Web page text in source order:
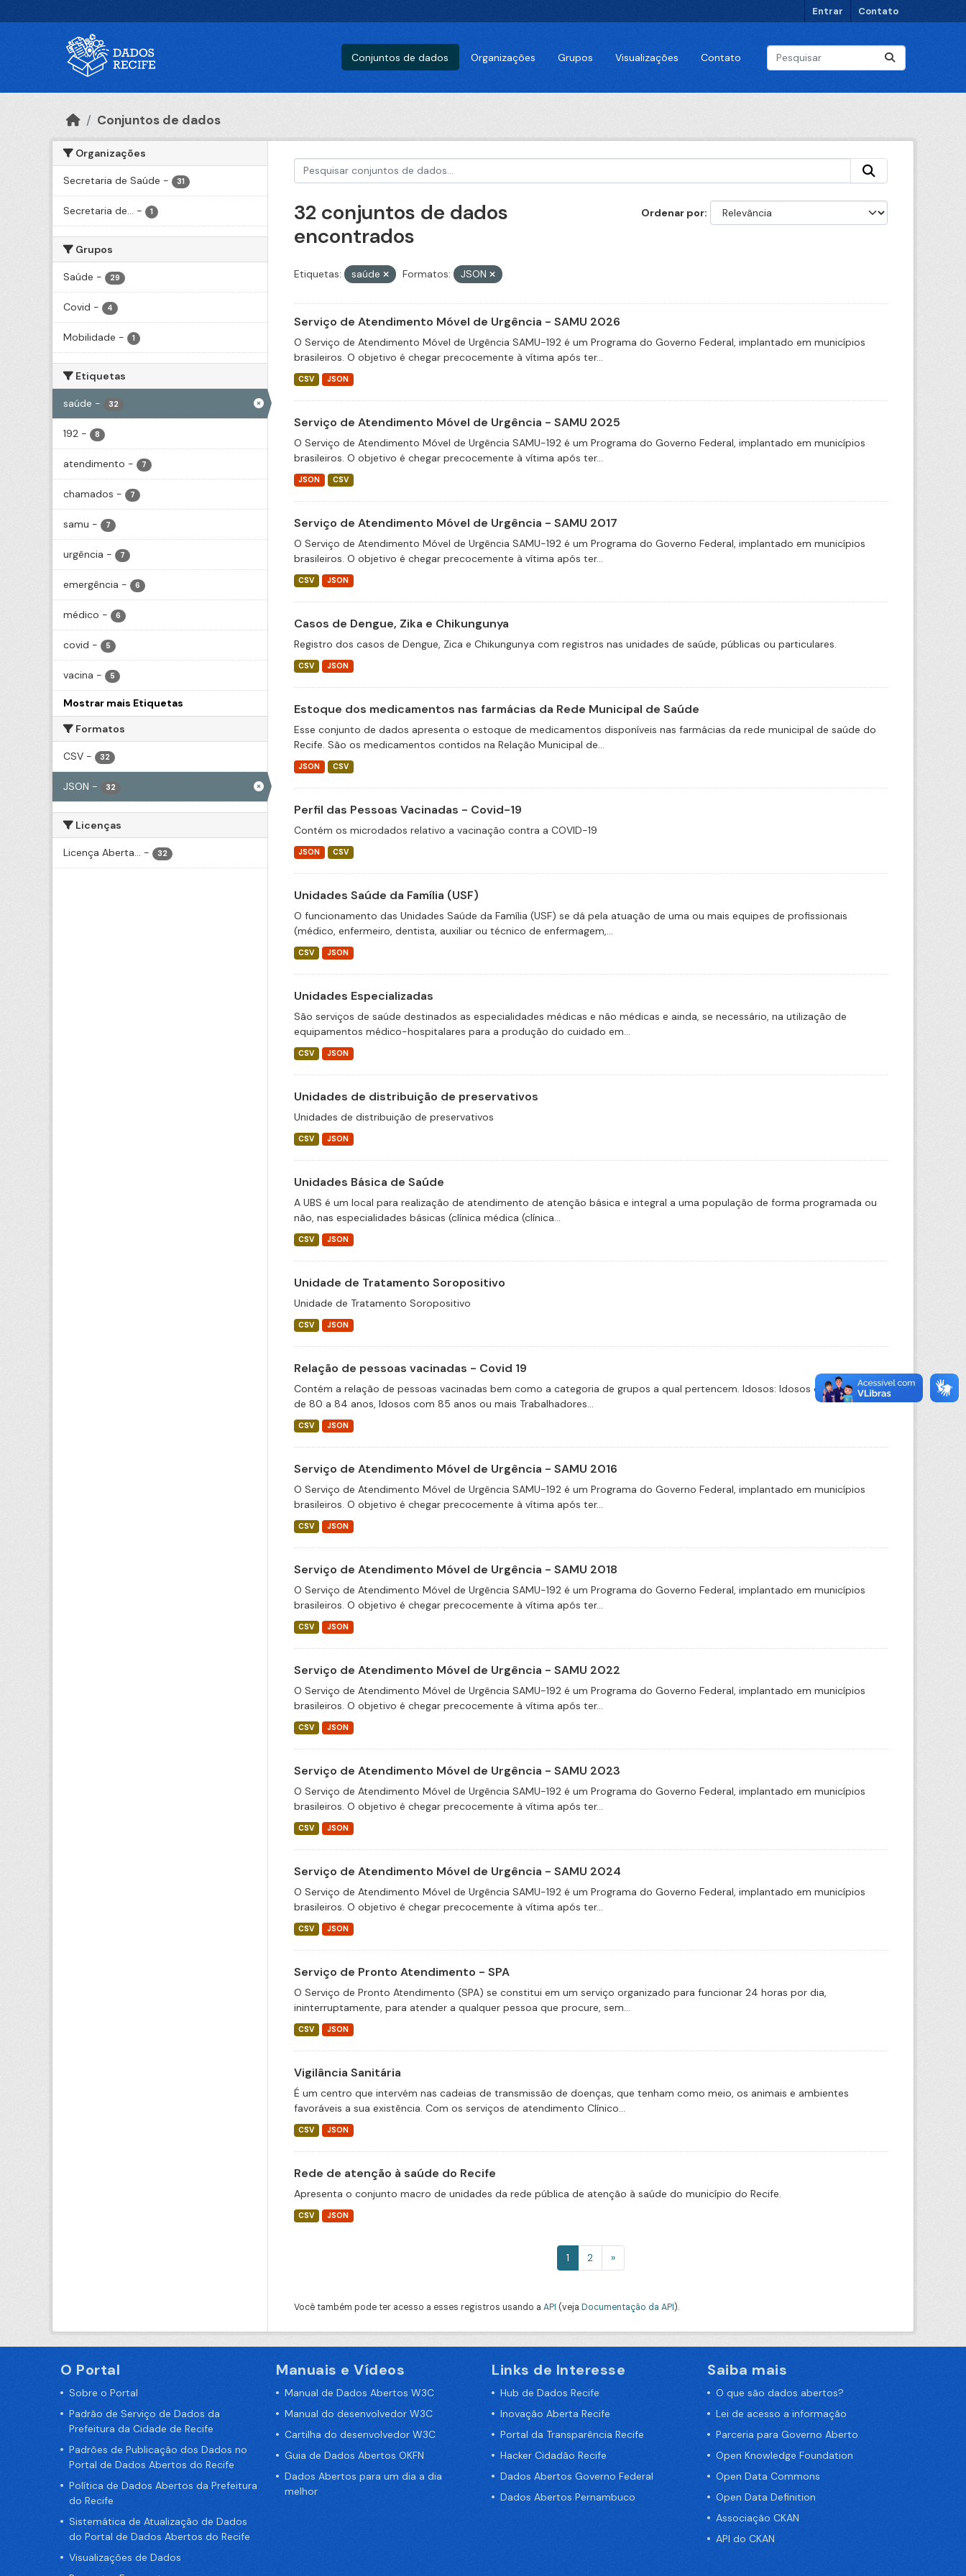
Entrar Contato
Conjuntos de dados Organizações Grupos Visualizações Contato
Conjuntos de dados
Organizações
Secretaria de Saúde - 31
Secretaria de... - 1
Grupos
Saúde - 29
Covid - 4
Mobilidade - 1
Etiquetas
saúde - 32
192 - 8
atendimento - 7
chamados - 7
samu - 7
urgência - 7
emergência - 6
médico - 6
covid - 5
vacina - 5
Mostrar mais Etiquetas
Formatos
CSV - 32
JSON - 32
Licenças
Licença Aberta... - 32
Ordenar por
32 conjuntos de dados
encontrados
Etiquetas: saúde Formatos: JSON
Serviço de Atendimento Móvel de Urgência - SAMU 2026
O Serviço de Atendimento Móvel de Urgência SAMU-192 é um Programa do Governo Federal, implantado em municípios
brasileiros. O objetivo é chegar precocemente à vítima após ter...
CSV JSON
Serviço de Atendimento Móvel de Urgência - SAMU 2025
O Serviço de Atendimento Móvel de Urgência SAMU-192 é um Programa do Governo Federal, implantado em municípios
brasileiros. O objetivo é chegar precocemente à vítima após ter...
JSON CSV
Serviço de Atendimento Móvel de Urgência - SAMU 2017
O Serviço de Atendimento Móvel de Urgência SAMU-192 é um Programa do Governo Federal, implantado em municípios
brasileiros. O objetivo é chegar precocemente à vítima após ter...
CSV JSON
Casos de Dengue, Zika e Chikungunya
Registro dos casos de Dengue, Zica e Chikungunya com registros nas unidades de saúde, públicas ou particulares.
CSV JSON
Estoque dos medicamentos nas farmácias da Rede Municipal de Saúde
Esse conjunto de dados apresenta o estoque de medicamentos disponíveis nas farmácias da rede municipal de saúde do
Recife. São os medicamentos contidos na Relação Municipal de...
JSON CSV
Perfil das Pessoas Vacinadas - Covid-19
Contém os microdados relativo a vacinação contra a COVID-19
JSON CSV
Unidades Saúde da Família (USF)
O funcionamento das Unidades Saúde da Família (USF) se dá pela atuação de uma ou mais equipes de profissionais
(médico, enfermeiro, dentista, auxiliar ou técnico de enfermagem,...
CSV JSON
Unidades Especializadas
São serviços de saúde destinados as especialidades médicas e não médicas e ainda, se necessário, na utilização de
equipamentos médico-hospitalares para a produção do cuidado em...
CSV JSON
Unidades de distribuição de preservativos
Unidades de distribuição de preservativos
CSV JSON
Unidades Básica de Saúde
A UBS é um local para realização de atendimento de atenção básica e integral a uma população de forma programada ou
não, nas especialidades básicas (clínica médica (clínica...
CSV JSON
Unidade de Tratamento Soropositivo
Unidade de Tratamento Soropositivo
CSV JSON
Relação de pessoas vacinadas - Covid 19
Contém a relação de pessoas vacinadas bem como a categoria de grupos a qual pertencem. Idosos: Idosos de ILPIs, Idosos
de 80 a 84 anos, Idosos com 85 anos ou mais Trabalhadores...
CSV JSON
Serviço de Atendimento Móvel de Urgência - SAMU 2016
O Serviço de Atendimento Móvel de Urgência SAMU-192 é um Programa do Governo Federal, implantado em municípios
brasileiros. O objetivo é chegar precocemente à vítima após ter...
CSV JSON
Serviço de Atendimento Móvel de Urgência - SAMU 2018
O Serviço de Atendimento Móvel de Urgência SAMU-192 é um Programa do Governo Federal, implantado em municípios
brasileiros. O objetivo é chegar precocemente à vítima após ter...
CSV JSON
Serviço de Atendimento Móvel de Urgência - SAMU 2022
O Serviço de Atendimento Móvel de Urgência SAMU-192 é um Programa do Governo Federal, implantado em municípios
brasileiros. O objetivo é chegar precocemente à vítima após ter...
CSV JSON
Serviço de Atendimento Móvel de Urgência - SAMU 2023
O Serviço de Atendimento Móvel de Urgência SAMU-192 é um Programa do Governo Federal, implantado em municípios
brasileiros. O objetivo é chegar precocemente à vítima após ter...
CSV JSON
Serviço de Atendimento Móvel de Urgência - SAMU 2024
O Serviço de Atendimento Móvel de Urgência SAMU-192 é um Programa do Governo Federal, implantado em municípios
brasileiros. O objetivo é chegar precocemente à vítima após ter...
CSV JSON
Serviço de Pronto Atendimento - SPA
O Serviço de Pronto Atendimento (SPA) se constitui em um serviço organizado para funcionar 24 horas por dia,
ininterruptamente, para atender a qualquer pessoa que procure, sem...
CSV JSON
Vigilância Sanitária
É um centro que intervém nas cadeias de transmissão de doenças, que tenham como meio, os animais e ambientes
favoráveis a sua existência. Com os serviços de atendimento Clínico...
CSV JSON
Rede de atenção à saúde do Recife
Apresenta o conjunto macro de unidades da rede pública de atenção à saúde do município do Recife.
CSV JSON
1 2 »
Você também pode ter acesso a esses registros usando a API (veja Documentação da API).
O Portal
Sobre o Portal
Padrão de Serviço de Dados da
Prefeitura da Cidade de Recife
Padrões de Publicação dos Dados no
Portal de Dados Abertos do Recife
Política de Dados Abertos da Prefeitura
do Recife
Sistemática de Atualização de Dados
do Portal de Dados Abertos do Recife
Visualizações de Dados
Manuais e Vídeos
Manual de Dados Abertos W3C
Manual do desenvolvedor W3C
Cartilha do desenvolvedor W3C
Guia de Dados Abertos OKFN
Dados Abertos para um dia a dia
melhor
Links de Interesse
Hub de Dados Recife
Inovação Aberta Recife
Portal da Transparência Recife
Hacker Cidadão Recife
Dados Abertos Governo Federal
Dados Abertos Pernambuco
Saiba mais
O que são dados abertos?
Lei de acesso a informação
Parceria para Governo Aberto
Open Knowledge Foundation
Open Data Commons
Open Data Definition
Associação CKAN
API do CKAN